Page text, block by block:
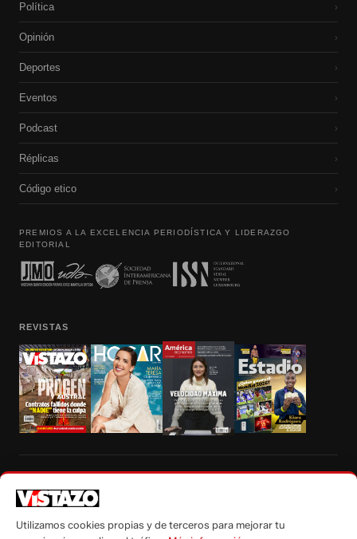
Política ›
Opinión ›
Deportes ›
Eventos ›
Podcast ›
Réplicas ›
Código etico ›
PREMIOS A LA EXCELENCIA PERIODÍSTICA Y LIDERAZGO
EDITORIAL
REVISTAS
autorización escrita de su titular, de todos los contenidos de Vistazo.com.
Utilizamos cookies propias y de terceros para mejorar tu